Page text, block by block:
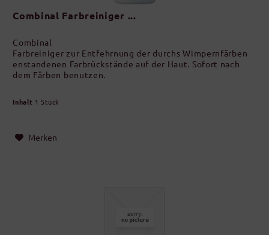
Combinal Farbreiniger ...
Combinal
Farbreiniger zur Entfehrnung der durchs Wimpernfärben
enstandenen Farbrückstände auf der Haut. Sofort nach
dem Färben benutzen.
Inhalt 1 Stück
Merken